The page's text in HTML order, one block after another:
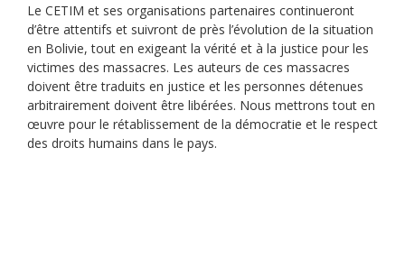
Le CETIM et ses organisations partenaires continueront
d’être attentifs et suivront de près l’évolution de la situation
en Bolivie, tout en exigeant la vérité et à la justice pour les
victimes des massacres. Les auteurs de ces massacres
doivent être traduits en justice et les personnes détenues
arbitrairement doivent être libérées. Nous mettrons tout en
œuvre pour le rétablissement de la démocratie et le respect
des droits humains dans le pays.